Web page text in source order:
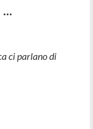
ci parlano di